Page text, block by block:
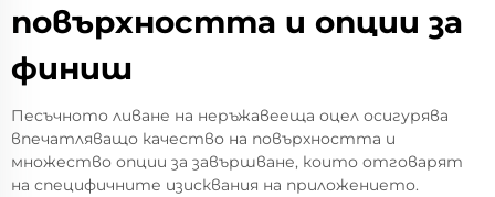
повърхността и опции за
финиш
Песъчното ливане на неръжавееща оцел осигурява
впечатляващо качество на повърхността и
множество опции за завършване, които отговарят
на специфичните изисквания на приложението.